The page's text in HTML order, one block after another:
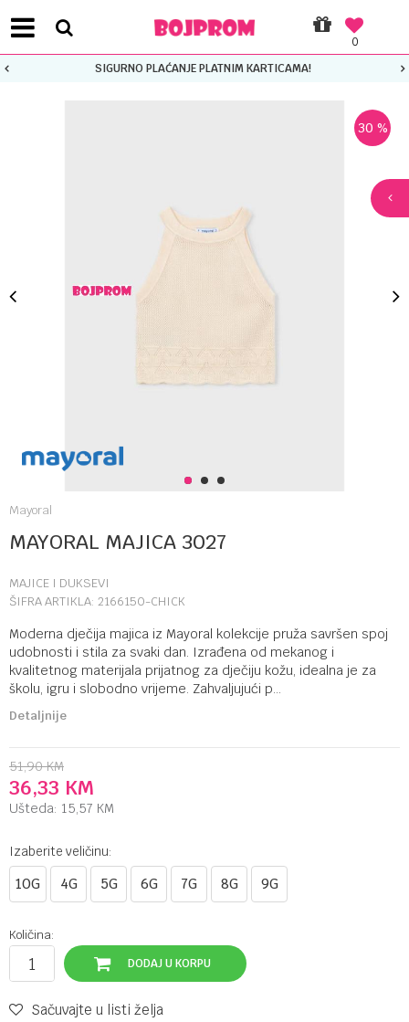
0
SIGURNO PLAĆANJE PLATNIM KARTICAMA!
1 2 3
30 %
Mayoral
MAYORAL MAJICA 3027
MAJICE I DUKSEVI
ŠIFRA ARTIKLA: 2166150-CHICK
Moderna dječija majica iz Mayoral kolekcije pruža savršen spoj
udobnosti i stila za svaki dan. Izrađena od mekanog i
kvalitetnog materijala prijatnog za dječiju kožu, idealna je za
školu, igru i slobodno vrijeme. Zahvaljujući p...
Detaljnije
51,90 KM
36,33 KM
Ušteda: 15,57 KM
Izaberite veličinu:
10G 4G 5G 6G 7G 8G 9G
Količina:
DODAJ U KORPU
Sačuvajte u listi želja